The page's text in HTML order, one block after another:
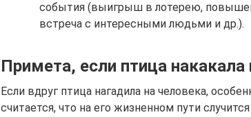
события (выигрыш в лотерею,
встреча с интересными людьми и др.).
Примета, если птица накакала
Если вдруг птица нагадила на человека,
считается, что на его жизненном пути